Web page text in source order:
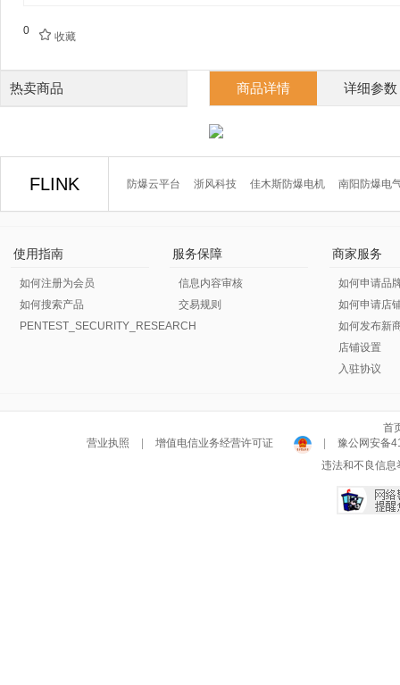
0  收藏
热卖商品 商品详情 详细参数
FLINK 防爆云平台 浙风科技 佳木斯防爆电机 南阳防爆电
使用指南
如何注册为会员
如何搜索产品
PENTEST_SECURITY_RESEARCH
服务保障
信息内容审核
交易规则
商家服务
如何申请品
如何申请店
如何发布新
店铺设置
入驻协议
首
营业执照
增值电信业务经营许可证
豫公网安备
违法和不良信